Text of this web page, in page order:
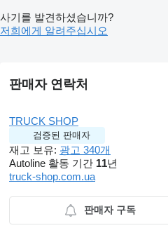
사기를 발견하셨습니까?
저희에게 알려주십시오
판매자 연락처
TRUCK SHOP
검증된 판매자
재고 보유: 광고 340개
Autoline 활동 기간 11년
truck-shop.com.ua
판매자 구독